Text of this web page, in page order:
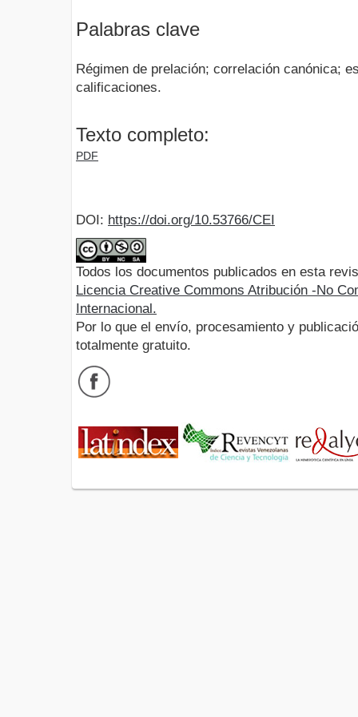
Palabras clave
Régimen de prelación; correlación canónica;
calificaciones.
Texto completo:
PDF
DOI: https://doi.org/10.53766/CEI
Todos los documentos publicados en esta
Licencia Creative Commons Atribución -No
Internacional.
Por lo que el envío, procesamiento y
totalmente gratuito.